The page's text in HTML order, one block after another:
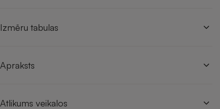
Izmēru tabulas
Apraksts
Atlikums veikalos